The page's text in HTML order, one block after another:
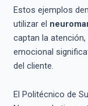
Estos ejemplos
utilizar el
captan la
emocional
del cliente.
El Politécnico de